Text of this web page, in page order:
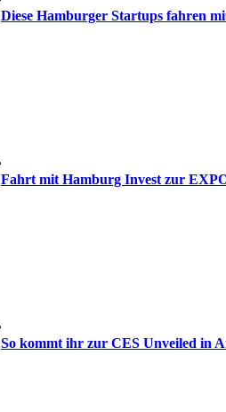
Diese Hamburger Startups fahren
Fahrt mit Hamburg Invest zur
So kommt ihr zur CES Unveiled in